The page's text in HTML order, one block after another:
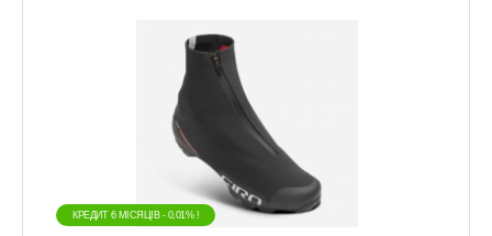
КРЕДИТ 6 МIСЯЦIВ - 0,01% !